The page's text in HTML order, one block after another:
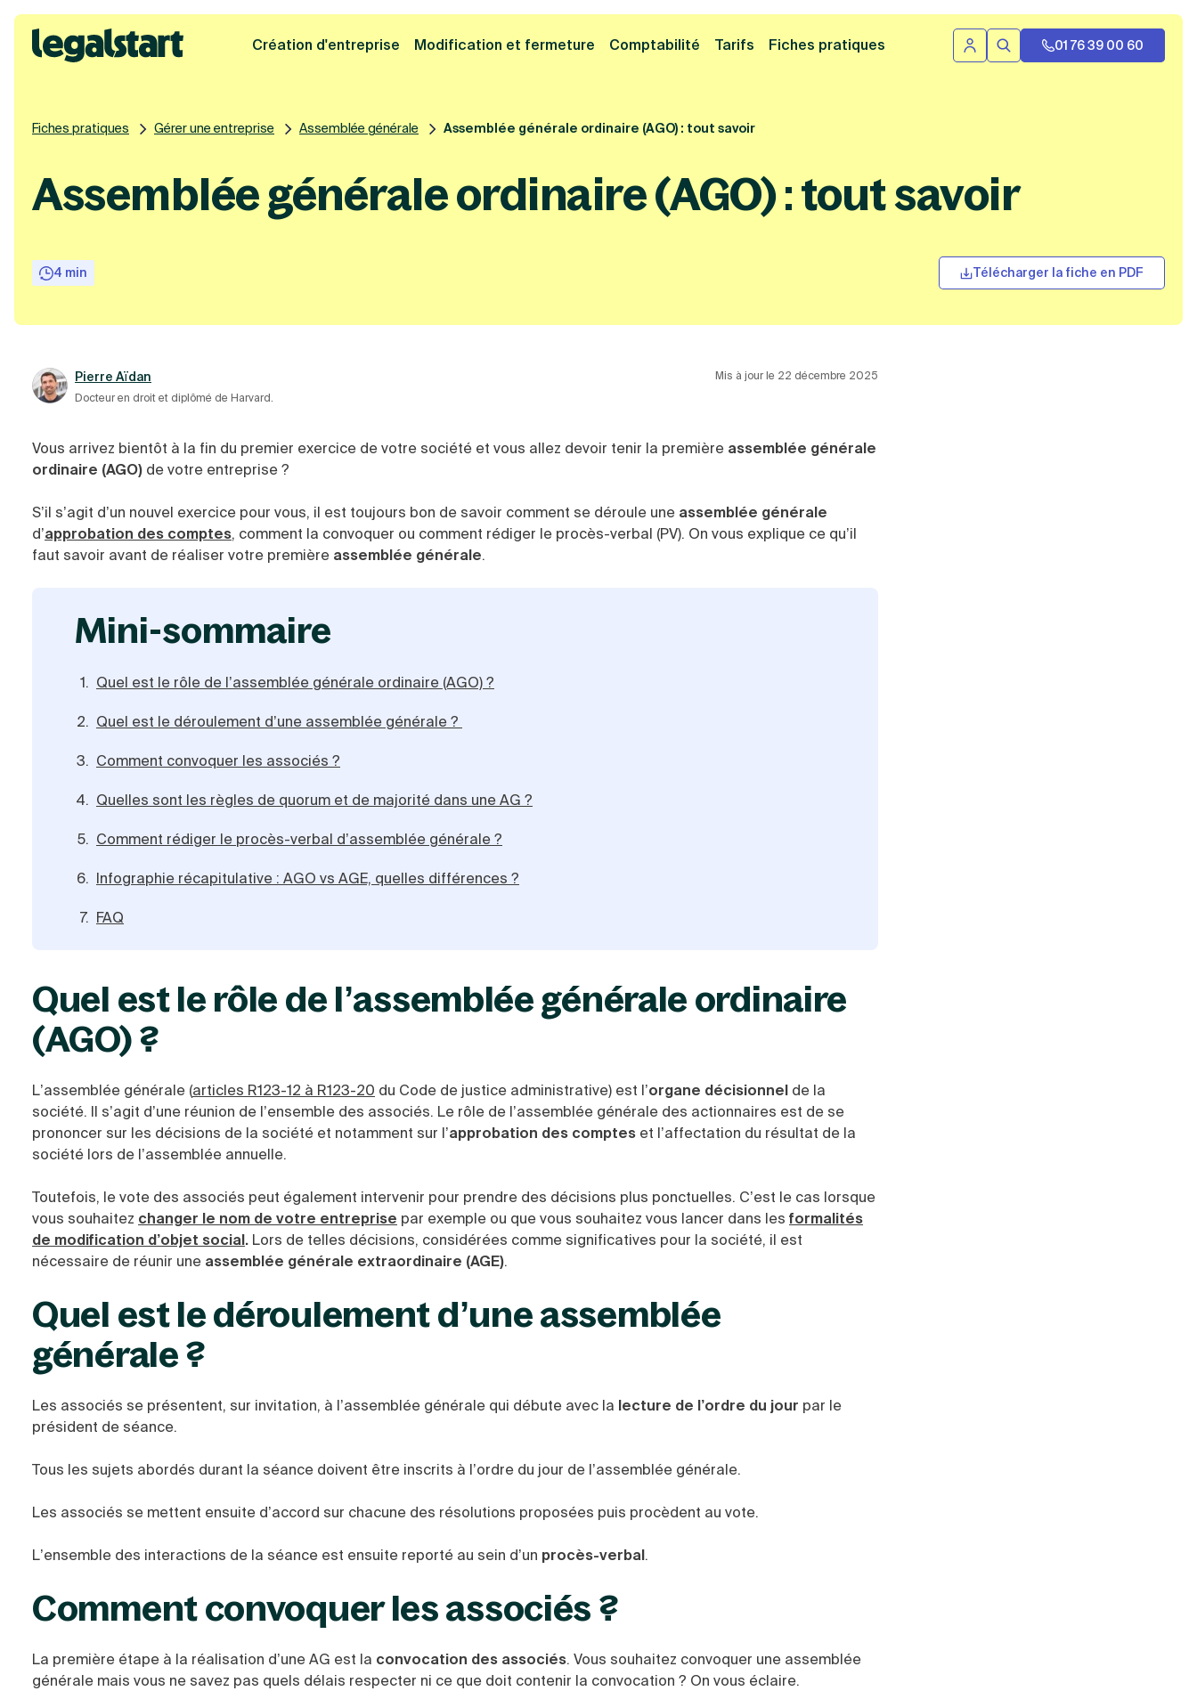
Cliquez ici pour reprendre votre démarche Fermer la bannière
Legalstart
Création d'entreprise Modification et fermeture Comptabilité Tarifs Fiches pratiques Se connecter
Rechercher01 76 39 00 60
Fiches pratiques Gérer une entreprise Assemblée générale Assemblée générale ordinaire (AGO) : tout savoir
Assemblée générale ordinaire (AGO) : tout savoir
4 min Télécharger la fiche en PDF
Pierre Aïdan
Docteur en droit et diplômé de Harvard.
Mis à jour le 22 décembre 2025
Vous arrivez bientôt à la fin du premier exercice de votre société et vous allez devoir tenir la première assemblée générale
ordinaire (AGO) de votre entreprise?
S’il s’agit d’un nouvel exercice pour vous, il est toujours bon de savoir comment se déroule une assemblée générale
d’approbation des comptes, comment la convoquer ou comment rédiger le procès-verbal (PV). On vous explique ce qu’il
faut savoir avant de réaliser votre première assemblée générale.
mini-sommaire
Quel est le rôle de l’assemblée générale ordinaire (AGO) ?
Quel est le déroulement d’une assemblée générale ?
Comment convoquer les associés ?
Quelles sont les règles de quorum et de majorité dans une AG ?
Comment rédiger le procès-verbal d’assemblée générale ?
Infographie récapitulative : AGO vs AGE, quelles différences ?
FAQ
Quel est le rôle de l’assemblée générale ordinaire
(AGO) ?
L’assemblée générale (articles R123-12 à R123-20 du Code de justice administrative) est l’organe décisionnel de la
société. Il s’agit d’une réunion de l’ensemble des associés. Le rôle de l’assemblée générale des actionnaires est de se
prononcer sur les décisions de la société et notamment sur l’approbation des comptes et l’affectation du résultat de la
société lors de l’assemblée annuelle.
Toutefois, le vote des associés peut également intervenir pour prendre des décisions plus ponctuelles. C’est le cas lorsque
vous souhaitez changer le nom de votre entreprise par exemple ou que vous souhaitez vous lancer dans les formalités
de modification d’objet social. Lors de telles décisions, considérées comme significatives pour la société, il est
nécessaire de réunir une assemblée générale extraordinaire (AGE).
Quel est le déroulement d’une assemblée
générale ?
Les associés se présentent, sur invitation, à l’assemblée générale qui débute avec la lecture de l’ordre du jour par le
président de séance.
Tous les sujets abordés durant la séance doivent être inscrits à l’ordre du jour de l’assemblée générale.
Les associés se mettent ensuite d’accord sur chacune des résolutions proposées puis procèdent au vote.
L’ensemble des interactions de la séance est ensuite reporté au sein d’un procès-verbal.
Comment convoquer les associés ?
La première étape à la réalisation d’une AG est la convocation des associés. Vous souhaitez convoquer une assemblée
générale mais vous ne savez pas quels délais respecter ni ce que doit contenir la convocation ? On vous éclaire.